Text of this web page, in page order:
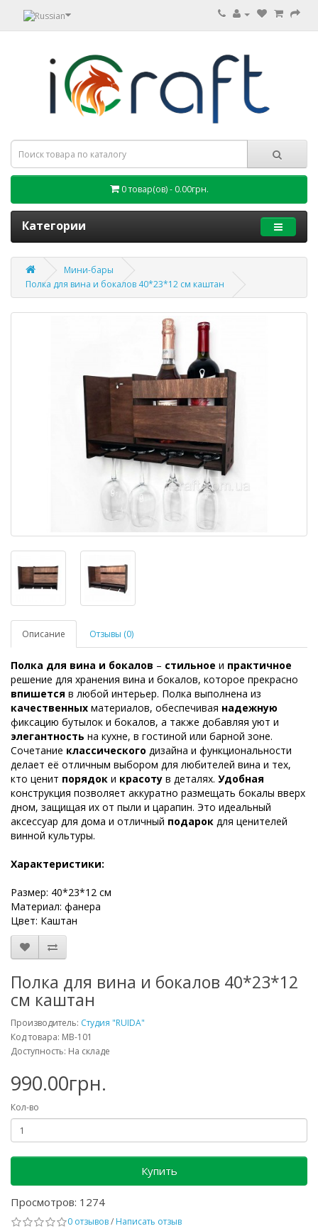
0 товар(ов) - 0.00грн.
Категории
Мини-бары
Полка для вина и бокалов 40*23*12 см каштан
Описание Отзывы (0)
Полка для вина и бокалов – стильное и практичное
решение для хранения вина и бокалов, которое прекрасно
впишется в любой интерьер. Полка выполнена из
качественных материалов, обеспечивая надежную
фиксацию бутылок и бокалов, а также добавляя уют и
элегантность на кухне, в гостиной или барной зоне.
Сочетание классического дизайна и функциональности
делает её отличным выбором для любителей вина и тех,
кто ценит порядок и красоту в деталях. Удобная
конструкция позволяет аккуратно размещать бокалы вверх
дном, защищая их от пыли и царапин. Это идеальный
аксессуар для дома и отличный подарок для ценителей
винной культуры.
Характеристики:
Размер: 40*23*12 см
Материал: фанера
Цвет: Каштан
Полка для вина и бокалов 40*23*12
см каштан
Производитель: Студия "RUIDA"
Код товара: MB-101
Доступность: На складе
990.00грн.
Кол-во
Купить
Просмотров: 1274
0 отзывов/ Написать отзыв